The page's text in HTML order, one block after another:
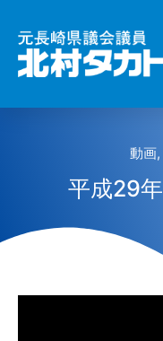
動画,
平成29